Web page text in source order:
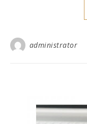
administrator